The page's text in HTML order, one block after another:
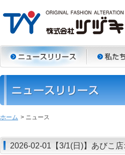
ホーム > ニュース
2026-02-01【3/1(日)】あびこ店